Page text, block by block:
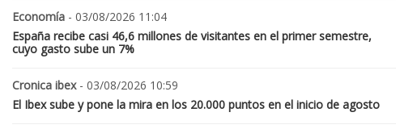
Economía - 03/08/2026 11:04
España recibe casi 46,6 millones de visitantes en el primer semestre,
cuyo gasto sube un 7%
Cronica ibex- 03/08/2026 10:59
El Ibex sube y pone la mira en los 20.000 puntos en el inicio de agosto